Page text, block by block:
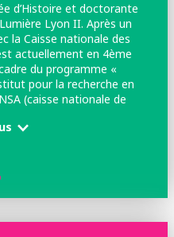
d’Histoire et doctorante
Lyon II. Après un
la Caisse nationale des
actuellement en 4ème
du programme «
pour la recherche en
(caisse nationale de
s’intéresse aux jeunes
publié l’article « Aider un
et Politique.